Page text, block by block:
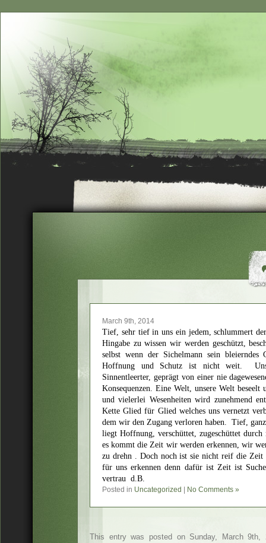
March 9th, 2014
Tief, sehr tief in uns ein jedem, schlummert
Hingabe zu wissen wir werden geschützt,
selbst wenn der Sichelmann sein bleierndes
Hoffnung und Schutz ist nicht weit.
Sinnentleerter, geprägt von einer nie
Konsequenzen. Eine Welt, unsere Welt
und vielerlei Wesenheiten wird zunehmend
Kette Glied für Glied welches uns vernetzt
dem wir den Zugang verloren haben. Tief,
liegt Hoffnung, verschüttet, zugeschüttet
es kommt die Zeit wir werden erkennen, wir
zu drehn . Doch noch ist sie nicht reif die Zeit
für uns erkennen denn dafür ist Zeit ist
vertrau d.B.
Posted in Uncategorized No Comments »
This entry was posted on Sunday, March